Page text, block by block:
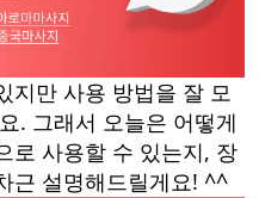
지만 사용 방법을 잘 모
. 그래서 오늘은 어떻게
로 사용할 수 있는지, 장
근 설명해드릴게요! ^^